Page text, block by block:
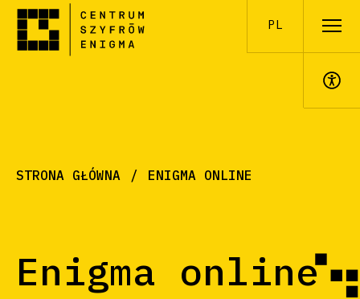
PL
STRONA GŁÓWNA ENIGMA ONLINE
Enigma online